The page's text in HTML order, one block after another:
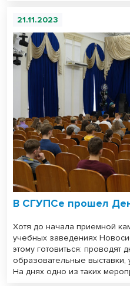
21.11.2023
В СГУПСе прошел
Хотя до начала приемной
учебных заведениях
этому готовиться: проводят
образовательные выставки,
На днях одно из таких